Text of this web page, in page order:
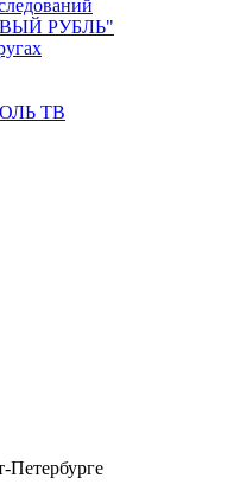
РУБЛЬ"
ТВ
Петербурге